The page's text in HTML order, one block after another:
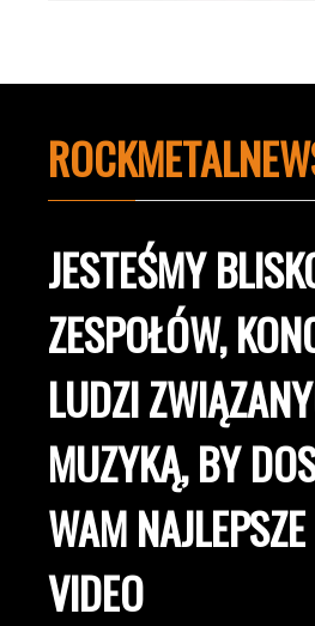
JESTEŚMY
ZESPOŁÓW,
LUDZI
MUZYKĄ, BY
WAM
VIDEO